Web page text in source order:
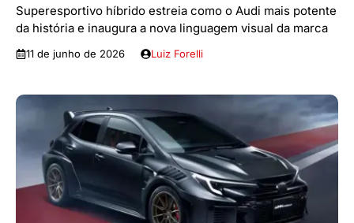
Superesportivo híbrido estreia como o Audi mais potente
da história e inaugura a nova linguagem visual da marca
11 de junho de 2026 Luiz Forelli